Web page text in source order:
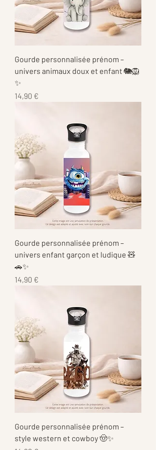
Gourde personnalisée prénom –
univers animaux doux et enfant 🐘🦁
✨
Prix
14,90 €
Gourde personnalisée prénom –
univers enfant garçon et ludique 🧸
🚗✨
Prix
14,90 €
Gourde personnalisée prénom –
style western et cowboy 🤠✨